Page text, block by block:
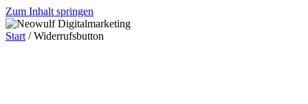
Zum Inhalt springen
Start / Widerrufsbutton